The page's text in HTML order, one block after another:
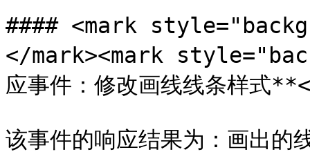
#### <mark
</mark><mark
应事件：修改画线线条样式
该事件的响应结果为：画出的